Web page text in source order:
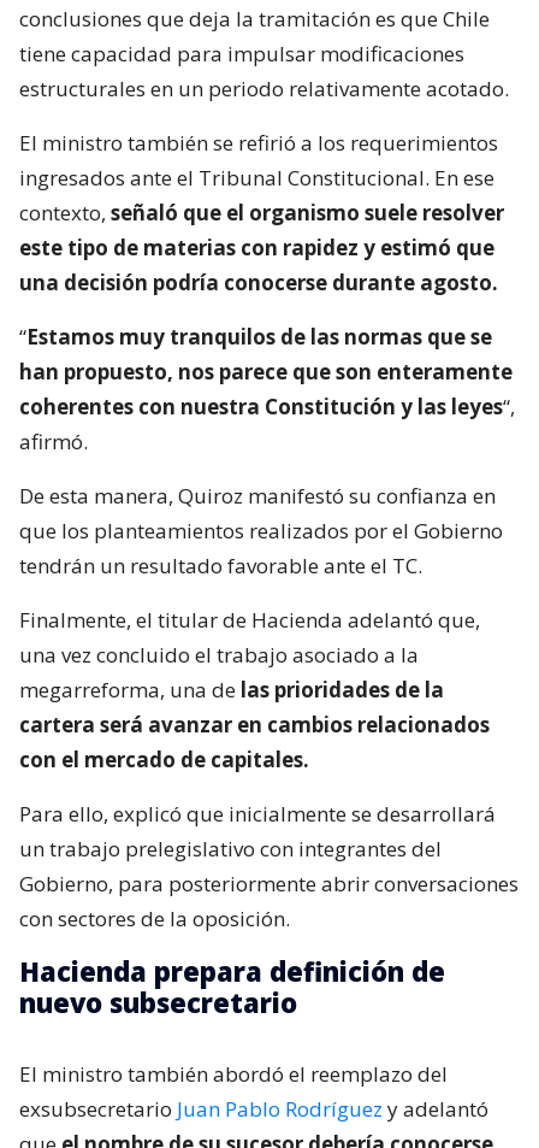
conclusiones que deja la tramitación es que Chile
tiene capacidad para impulsar modificaciones
estructurales en un periodo relativamente acotado.
El ministro también se refirió a los requerimientos
ingresados ante el Tribunal Constitucional. En ese
contexto, señaló que el organismo suele resolver
este tipo de materias con rapidez y estimó que
una decisión podría conocerse durante agosto.
“Estamos muy tranquilos de las normas que se
han propuesto, nos parece que son enteramente
coherentes con nuestra Constitución y las leyes“,
afirmó.
De esta manera, Quiroz manifestó su confianza en
que los planteamientos realizados por el Gobierno
tendrán un resultado favorable ante el TC.
Finalmente, el titular de Hacienda adelantó que,
una vez concluido el trabajo asociado a la
megarreforma, una de las prioridades de la
cartera será avanzar en cambios relacionados
con el mercado de capitales.
Para ello, explicó que inicialmente se desarrollará
un trabajo prelegislativo con integrantes del
Gobierno, para posteriormente abrir conversaciones
con sectores de la oposición.
Hacienda prepara definición de
nuevo subsecretario
El ministro también abordó el reemplazo del
exsubsecretario Juan Pablo Rodríguez y adelantó